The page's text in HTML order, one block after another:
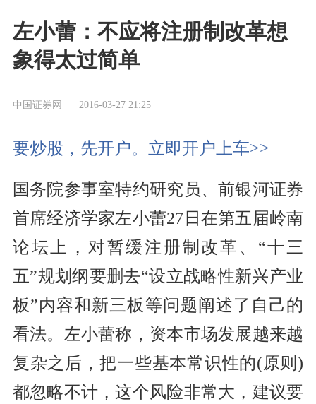
左小蕾：不应将注册制改革想
象得太过简单
中国证券网 2016-03-27 21:25
要炒股，先开户。立即开户上车>>
国务院参事室特约研究员、前银河证券
首席经济学家左小蕾27日在第五届岭南
论坛上，对暂缓注册制改革、“十三
五”规划纲要删去“设立战略性新兴产业
板”内容和新三板等问题阐述了自己的
看法。左小蕾称，资本市场发展越来越
复杂之后，把一些基本常识性的(原则)
都忽略不计，这个风险非常大，建议要